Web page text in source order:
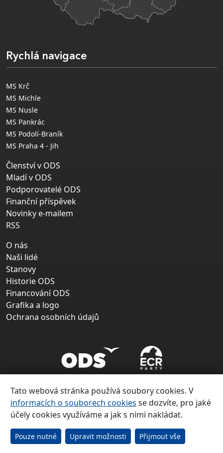
Rychlá navigace
MS Krč
MS Michle
MS Nusle
MS Pankrác
MS Podolí-Braník
MS Praha 4 - Jih
Členství v ODS
Mladí v ODS
Podporovatelé ODS
Finanční příspěvek
Novinky e-mailem
RSS
O nás
Naši lidé
Stanovy
Historie ODS
Financování ODS
Grafika a logo
Ochrana osobních údajů
Copyright ©
Občanská demokratická strana 1991 – 2026
Tato webová stránka používá soubory cookies. V
informacích o souborech cookies se dozvíte, pro jaké
účely cookies využíváme a jak s nimi nakládat.
Pouze nutné Upravit možnosti Přijmout vše